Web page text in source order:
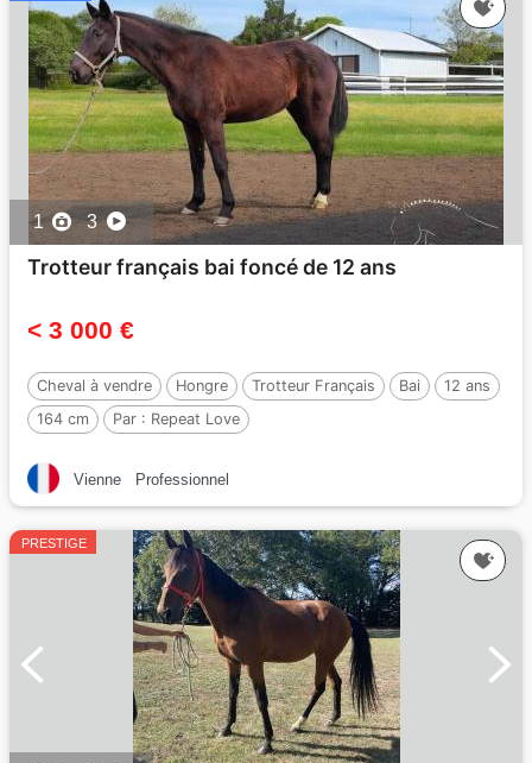
1 3
Trotteur français bai foncé de 12 ans
< 3 000 €
Cheval à vendre Hongre Trotteur Français Bai
12 ans
164 cm
Par : Repeat Love
Vienne Professionnel
PRESTIGE